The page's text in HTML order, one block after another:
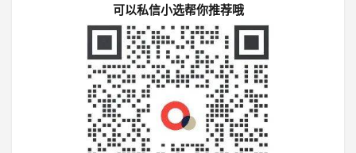
可以私信小选帮你推荐哦